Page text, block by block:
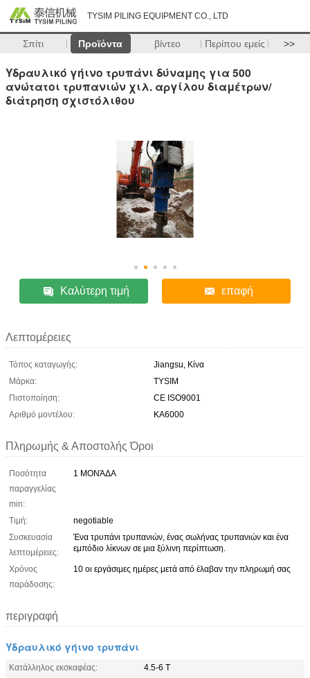
TYSIM PILING EQUIPMENT CO., LTD
Σπίτι Προϊόντα βίντεο Περίπου εμείς >>
Υδραυλικό γήινο τρυπάνι δύναμης για 500
ανώτατοι τρυπανιών χιλ. αργίλου διαμέτρων/
διάτρηση σχιστόλιθου
Καλύτερη τιμή επαφή
Λεπτομέρειες
Τόπος καταγωγής:
Jiangsu, Κίνα
Μάρκα:
TYSIM
Πιστοποίηση:
CE ISO9001
Αριθμό μοντέλου:
KA6000
Πληρωμής & Αποστολής Όροι
Ποσότητα
παραγγελίας
min:
1 ΜΟΝΆΔΑ
Τιμή:
negotiable
Συσκευασία
λεπτομέρειες:
Ένα τρυπάνι τρυπανιών, ένας σωλήνας τρυπανιών και ένα
εμπόδιο λίκνων σε μια ξύλινη περίπτωση.
Χρόνος
παράδοσης:
10 οι εργάσιμες ημέρες μετά από έλαβαν την πληρωμή σας
περιγραφή
Υδραυλικό γήινο τρυπάνι
Κατάλληλος εκσκαφέας:
4.5-6 Τ